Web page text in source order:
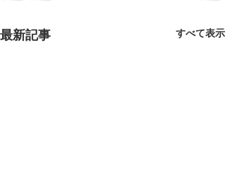
最新記事 すべて表示